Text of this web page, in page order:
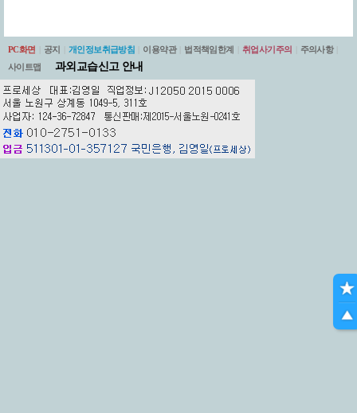
PC화면 공지 개인정보취급방침 이용약관 법적책임한계 취업사기주의 주의사항
사이트맵
과외교습신고 안내